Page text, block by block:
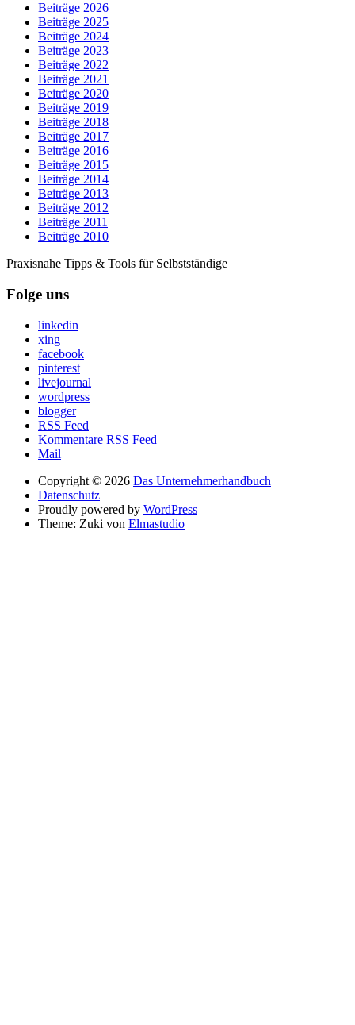
Beiträge 2026
Beiträge 2025
Beiträge 2024
Beiträge 2023
Beiträge 2022
Beiträge 2021
Beiträge 2020
Beiträge 2019
Beiträge 2018
Beiträge 2017
Beiträge 2016
Beiträge 2015
Beiträge 2014
Beiträge 2013
Beiträge 2012
Beiträge 2011
Beiträge 2010
Praxisnahe Tipps & Tools für Selbstständige
Folge uns
linkedin
xing
facebook
pinterest
livejournal
wordpress
blogger
RSS Feed
Kommentare RSS Feed
Mail
Copyright © 2026 Das Unternehmerhandbuch
Datenschutz
Proudly powered by WordPress
Theme: Zuki von Elmastudio